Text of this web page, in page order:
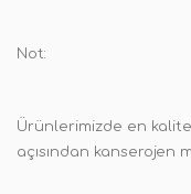
Not:
Ürünlerimizde en
açısından kanserojen